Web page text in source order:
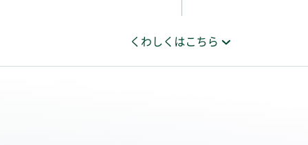
くわしくはこちら